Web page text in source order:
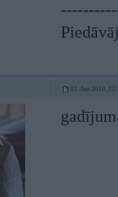
02. Jun 2010,